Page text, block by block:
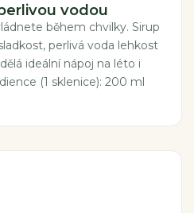
vodou
během chvilky. Sirup
perlivá voda lehkost
ideální nápoj na léto i
(1 sklenice): 200 ml